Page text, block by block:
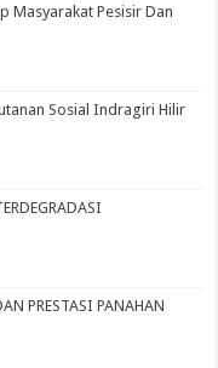
Masyarakat Pesisir Dan
Sosial Indragiri Hilir
PRESTASI PANAHAN